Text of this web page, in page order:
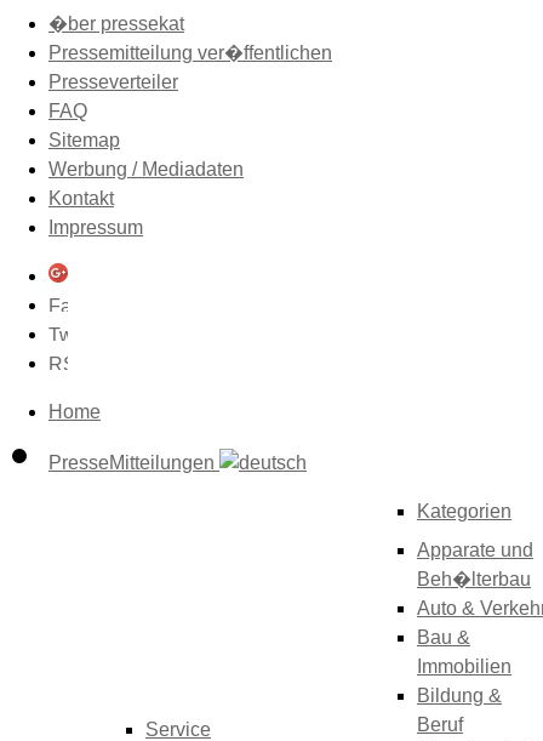
�ber pressekat
Pressemitteilung ver�ffentlichen
Presseverteiler
FAQ
Sitemap
Werbung / Mediadaten
Kontakt
Impressum
Home
PresseMitteilungen
Service
Kategorien
Apparate und
Beh�lterbau
Auto &
Bau &
Immobilien
Bildung &
Beruf